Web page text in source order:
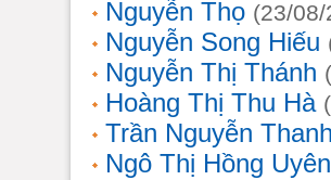
Nguyễn Thọ (23/
Nguyễn Song Hiếu
Nguyễn Thị Thánh
Hoàng Thị Thu Hà
Trần Nguyễn
Ngô Thị Hồng Uyên